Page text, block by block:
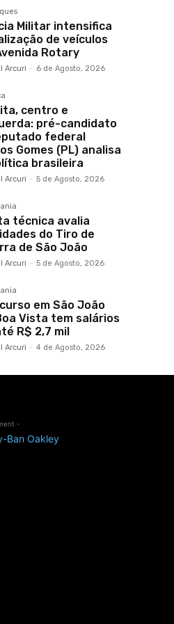
Militar intensifica
de veículos
Rotary
Arcuri - 6 de Agosto, 2026
centro e
pré-candidato
federal
Gomes (PL) analisa
brasileira
Arcuri - 5 de Agosto, 2026
técnica avalia
do Tiro de
de São João
Arcuri - 5 de Agosto, 2026
em São João
Vista tem salários
R$ 2,7 mil
Arcuri - 4 de Agosto, 2026
-